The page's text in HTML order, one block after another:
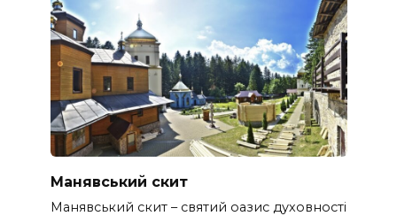
Манявський скит
Манявський скит – святий оазис духовності